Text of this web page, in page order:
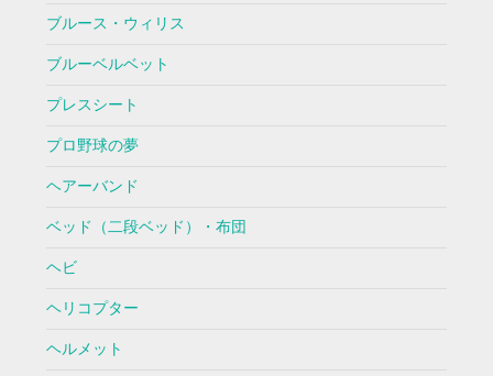
ブルース・ウィリス
ブルーベルベット
プレスシート
プロ野球の夢
ヘアーバンド
ベッド（二段ベッド）・布団
ヘビ
ヘリコプター
ヘルメット